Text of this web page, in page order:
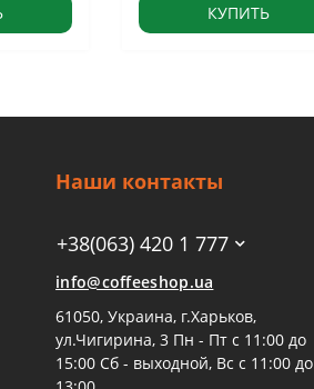
КУПИТЬ
Наши контакты
+38(063) 420 1 777
info@coffeeshop.ua
61050, Украина, г.Харьков,
ул.Чигирина, 3 Пн - Пт с 11:00 до
15:00 Сб - выходной, Вс с 11:00 до